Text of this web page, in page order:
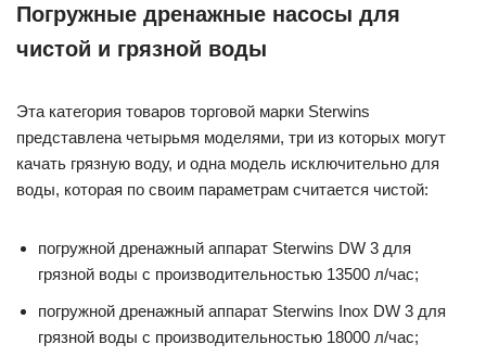
Погружные дренажные насосы для
чистой и грязной воды
Эта категория товаров торговой марки Sterwins
представлена четырьмя моделями, три из которых могут
качать грязную воду, и одна модель исключительно для
воды, которая по своим параметрам считается чистой:
погружной дренажный аппарат Sterwins DW 3 для
грязной воды с производительностью 13500 л/час;
погружной дренажный аппарат Sterwins Inox DW 3 для
грязной воды с производительностью 18000 л/час;